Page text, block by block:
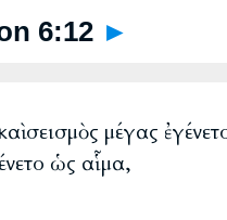
6:12 ►
σεισμὸς μέγας
ὡς αἷμα,